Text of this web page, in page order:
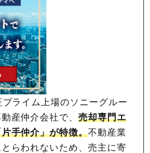
ライム上場のソニーグルー
産仲介会社で、売却専門エ
手仲介」が特徴。不動産業
らわれないため、売主に寄